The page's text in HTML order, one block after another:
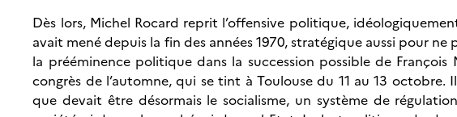
Dès lors, Michel Rocard reprit l’offensive politique,
avait mené depuis la fin des années 1970, stratégique aussi pour
la prééminence politique dans la succession possible de
congrès de l’automne, qui se tint à Toulouse du 11 au 13
que devait être désormais le socialisme, un système de